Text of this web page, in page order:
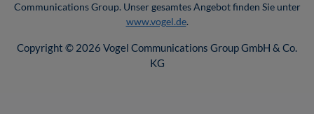
Communications Group. Unser gesamtes Angebot finden Sie unter
www.vogel.de.
Copyright © 2026 Vogel Communications Group GmbH & Co.
KG